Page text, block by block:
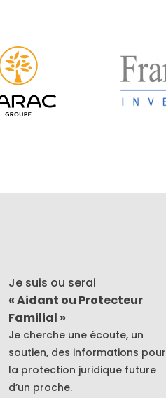
Je suis ou serai
« Aidant ou Protecteur
Familial »
Je cherche une écoute, un
soutien, des informations pour
la protection juridique future
d’un proche.